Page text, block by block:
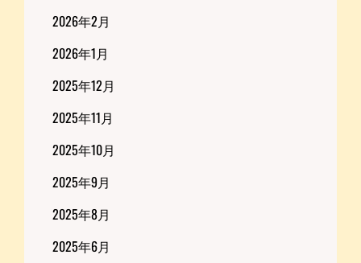
2026年2月
2026年1月
2025年12月
2025年11月
2025年10月
2025年9月
2025年8月
2025年6月